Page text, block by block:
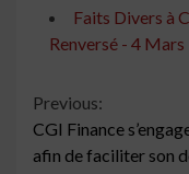
Faits Divers à
Renversé - 4 Mars
Continue
Reading
Previous:
CGI Finance
afin de faciliter son